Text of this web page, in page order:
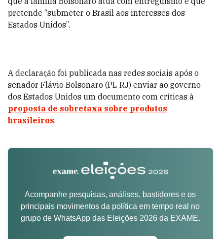
pretende “submeter o Brasil aos interesses dos
Estados Unidos”.
A declaração foi publicada nas redes sociais após o
senador Flávio Bolsonaro (PL-RJ) enviar ao governo
dos Estados Unidos um documento com críticas à
proposta de sobretaxa sobre produtos
brasileiros.
Acompanhe pesquisas, análises, bastidores e os
principais movimentos da política em tempo real no
grupo de WhatsApp das Eleições 2026 da EXAME.